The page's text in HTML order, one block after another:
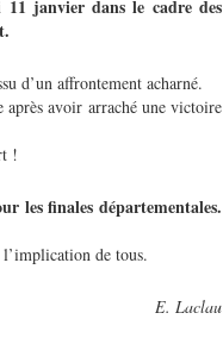
janvier dans le cadre des
d’un affrontement acharné.
après avoir arraché une victoire
!
les finales départementales.
de tous.
E. Laclau